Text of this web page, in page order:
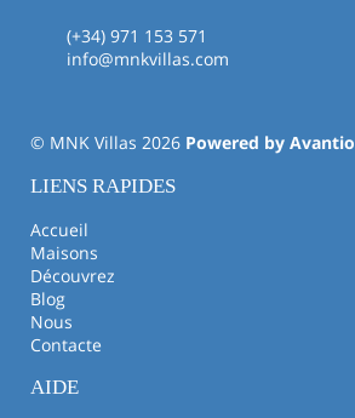
(+34) 971 153 571
info@mnkvillas.com
© MNK Villas 2026 Powered by Avantio
LIENS RAPIDES
Accueil
Maisons
Découvrez
Blog
Nous
Contacte
AIDE